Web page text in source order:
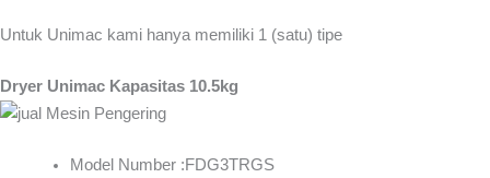
Untuk Unimac kami hanya memiliki 1 (satu) tipe
Dryer Unimac Kapasitas 10.5kg
Model Number :FDG3TRGS